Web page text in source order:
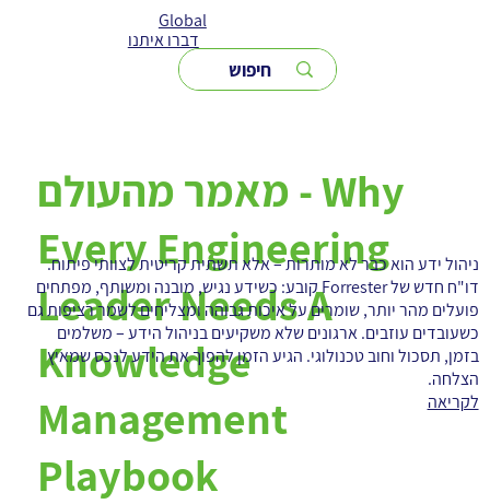
Global
דברו איתנו
מאמר מהעולם - Why
Every Engineering
Leader Needs A
Knowledge
Management
Playbook
ניהול ידע הוא כבר לא מותרות – אלא תשתית קריטית לצוותי פיתוח.
דו"ח חדש של Forrester קובע: כשידע נגיש, מובנה ומשותף, מפתחים
פועלים מהר יותר, שומרים על איכות גבוהה ומצליחים לשמר רציפות גם
כשעובדים עוזבים. ארגונים שלא משקיעים בניהול הידע – משלמים
בזמן, תסכול וחוב טכנולוגי. הגיע הזמן להפוך את הידע לנכס שמאיץ
הצלחה.
לקריאה